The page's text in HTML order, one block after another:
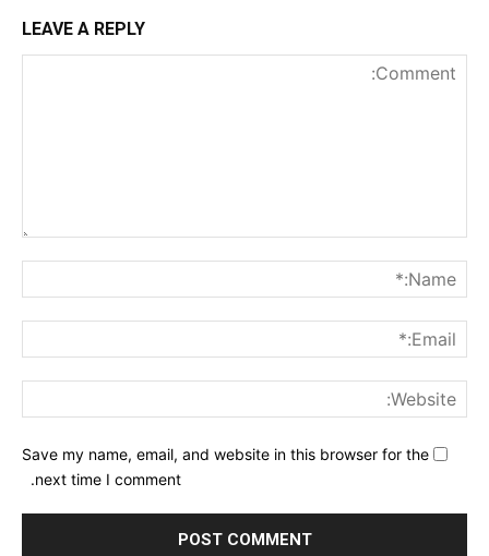
LEAVE A REPLY
Save my name, email, and website in this browser for the
next time I comment.